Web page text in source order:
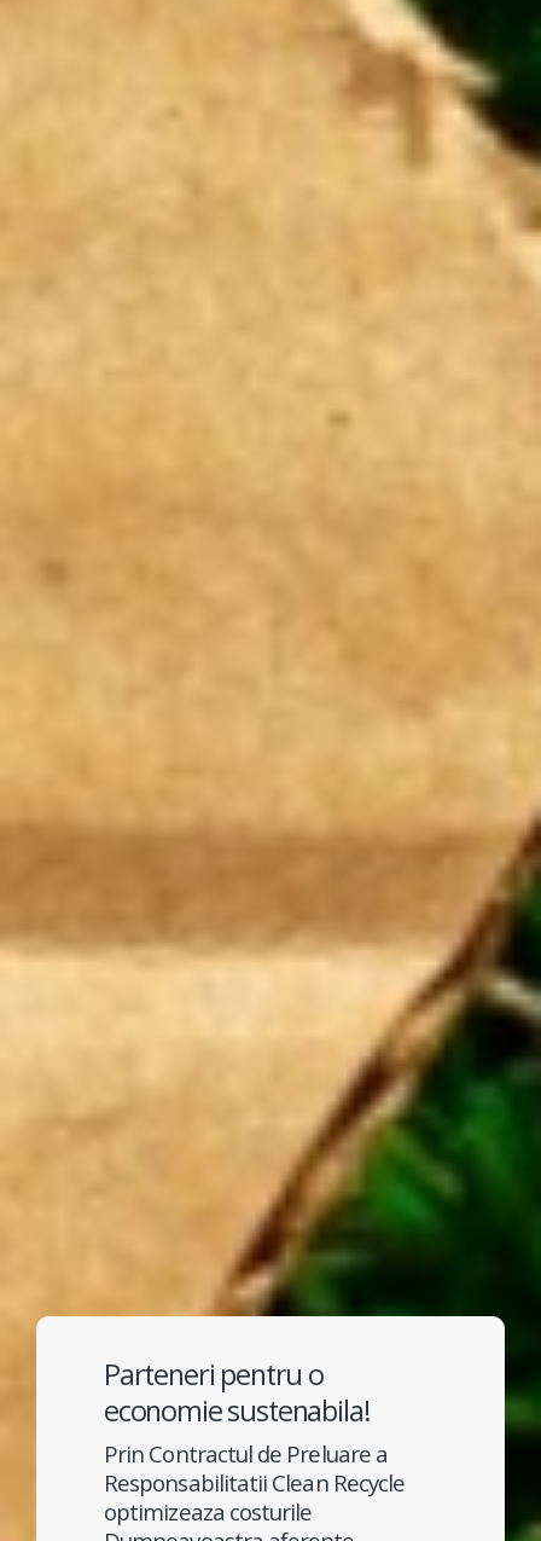
Parteneri pentru o
economie sustenabila!
Prin Contractul de Preluare a
Responsabilitatii Clean Recycle
optimizeaza costurile